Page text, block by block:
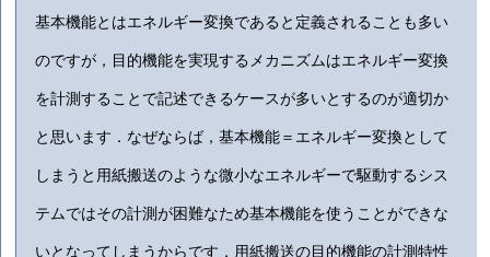
基本機能とはエネルギー変換であると定義されることも多い
のですが，目的機能を実現するメカニズムはエネルギー変換
を計測することで記述できるケースが多いとするのが適切か
と思います．なぜならば，基本機能＝エネルギー変換として
しまうと用紙搬送のような微小なエネルギーで駆動するシス
テムではその計測が困難なため基本機能を使うことができな
いとなってしまうからです．用紙搬送の目的機能の計測特性